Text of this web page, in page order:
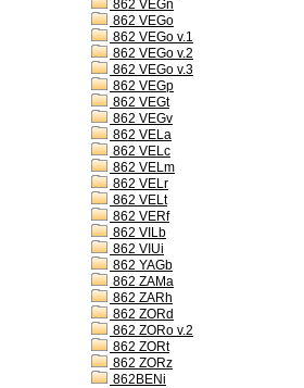
862 VEGn
862 VEGo
862 VEGo v.1
862 VEGo v.2
862 VEGo v.3
862 VEGp
862 VEGt
862 VEGv
862 VELa
862 VELc
862 VELm
862 VELr
862 VELt
862 VERf
862 VILb
862 VIUi
862 YAGb
862 ZAMa
862 ZARh
862 ZORd
862 ZORo v.2
862 ZORt
862 ZORz
862BENi